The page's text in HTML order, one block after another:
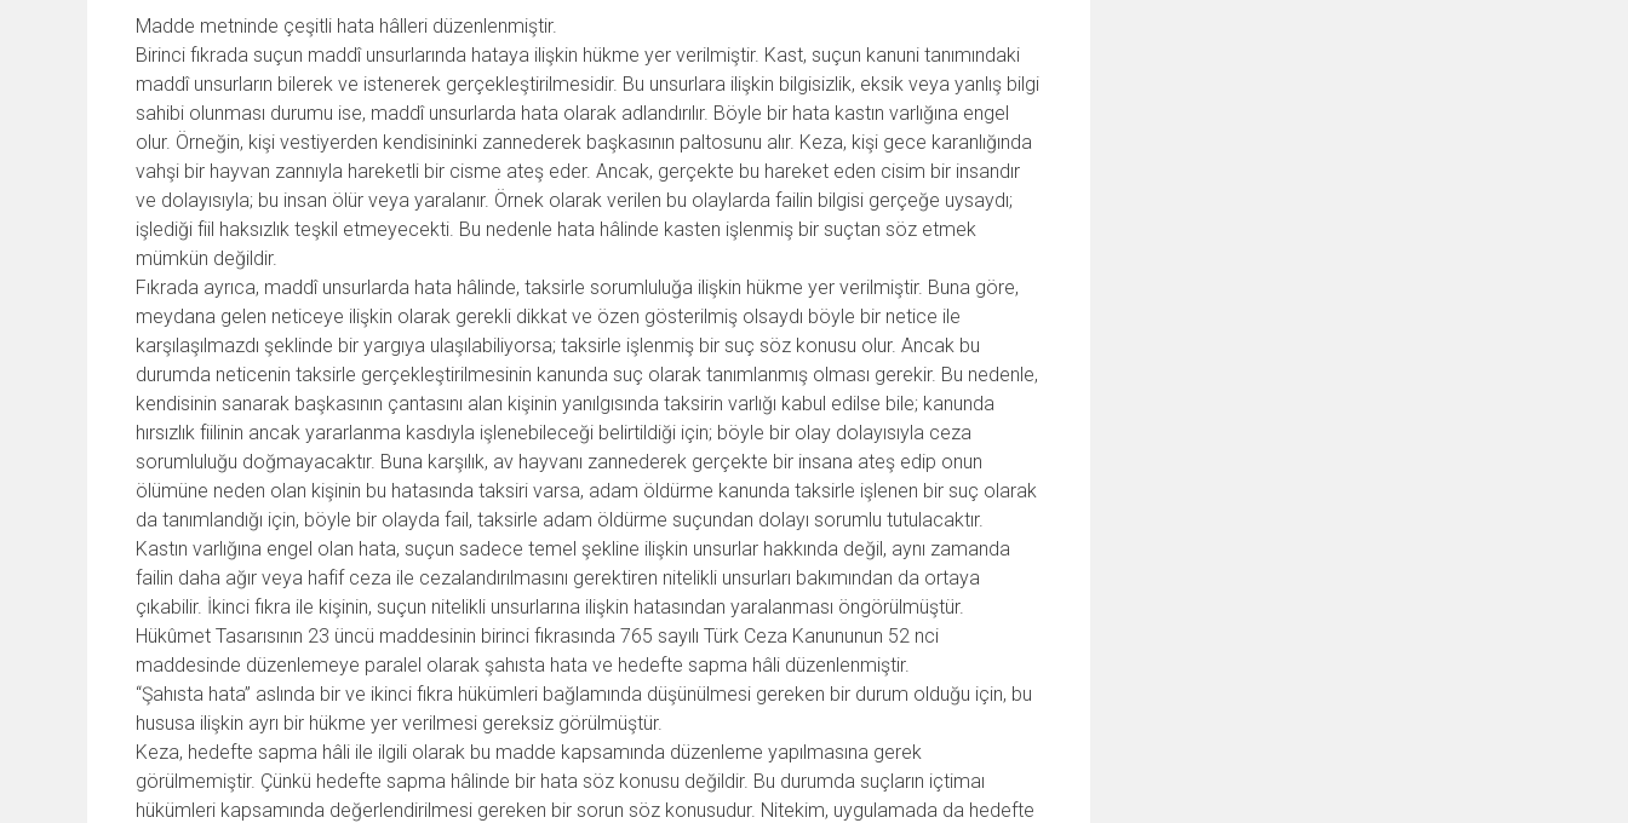
Madde metninde çeşitli hata hâlleri düzenlenmiştir.
Birinci fıkrada suçun maddî unsurlarında hataya ilişkin hükme yer verilmiştir. Kast, suçun kanuni tanımındaki
maddî unsurların bilerek ve istenerek gerçekleştirilmesidir. Bu unsurlara ilişkin bilgisizlik, eksik veya yanlış bilgi
sahibi olunması durumu ise, maddî unsurlarda hata olarak adlandırılır. Böyle bir hata kastın varlığına engel
olur. Örneğin, kişi vestiyerden kendisininki zannederek başkasının paltosunu alır. Keza, kişi gece karanlığında
vahşi bir hayvan zannıyla hareketli bir cisme ateş eder. Ancak, gerçekte bu hareket eden cisim bir insandır
ve dolayısıyla; bu insan ölür veya yaralanır. Örnek olarak verilen bu olaylarda failin bilgisi gerçeğe uysaydı;
işlediği fiil haksızlık teşkil etmeyecekti. Bu nedenle hata hâlinde kasten işlenmiş bir suçtan söz etmek
mümkün değildir.
Fıkrada ayrıca, maddî unsurlarda hata hâlinde, taksirle sorumluluğa ilişkin hükme yer verilmiştir. Buna göre,
meydana gelen neticeye ilişkin olarak gerekli dikkat ve özen gösterilmiş olsaydı böyle bir netice ile
karşılaşılmazdı şeklinde bir yargıya ulaşılabiliyorsa; taksirle işlenmiş bir suç söz konusu olur. Ancak bu
durumda neticenin taksirle gerçekleştirilmesinin kanunda suç olarak tanımlanmış olması gerekir. Bu nedenle,
kendisinin sanarak başkasının çantasını alan kişinin yanılgısında taksirin varlığı kabul edilse bile; kanunda
hırsızlık fiilinin ancak yararlanma kasdıyla işlenebileceği belirtildiği için; böyle bir olay dolayısıyla ceza
sorumluluğu doğmayacaktır. Buna karşılık, av hayvanı zannederek gerçekte bir insana ateş edip onun
ölümüne neden olan kişinin bu hatasında taksiri varsa, adam öldürme kanunda taksirle işlenen bir suç olarak
da tanımlandığı için, böyle bir olayda fail, taksirle adam öldürme suçundan dolayı sorumlu tutulacaktır.
Kastın varlığına engel olan hata, suçun sadece temel şekline ilişkin unsurlar hakkında değil, aynı zamanda
failin daha ağır veya hafif ceza ile cezalandırılmasını gerektiren nitelikli unsurları bakımından da ortaya
çıkabilir. İkinci fıkra ile kişinin, suçun nitelikli unsurlarına ilişkin hatasından yaralanması öngörülmüştür.
Hükûmet Tasarısının 23 üncü maddesinin birinci fıkrasında 765 sayılı Türk Ceza Kanununun 52 nci
maddesinde düzenlemeye paralel olarak şahısta hata ve hedefte sapma hâli düzenlenmiştir.
“Şahısta hata” aslında bir ve ikinci fıkra hükümleri bağlamında düşünülmesi gereken bir durum olduğu için, bu
hususa ilişkin ayrı bir hükme yer verilmesi gereksiz görülmüştür.
Keza, hedefte sapma hâli ile ilgili olarak bu madde kapsamında düzenleme yapılmasına gerek
görülmemiştir. Çünkü hedefte sapma hâlinde bir hata söz konusu değildir. Bu durumda suçların içtimaı
hükümleri kapsamında değerlendirilmesi gereken bir sorun söz konusudur. Nitekim, uygulamada da hedefte